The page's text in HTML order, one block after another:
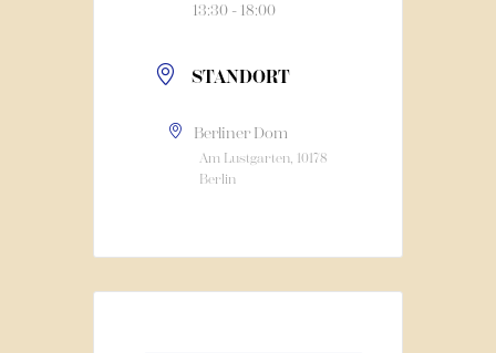
13:30 - 18:00
STANDORT
Berliner Dom
Am Lustgarten, 10178
Berlin